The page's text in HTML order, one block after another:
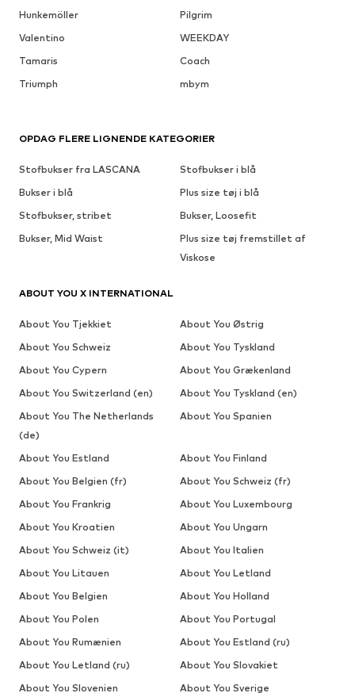
Hunkemöller
Pilgrim
Valentino
WEEKDAY
Tamaris
Coach
Triumph
mbym
OPDAG FLERE LIGNENDE KATEGORIER
Stofbukser fra LASCANA
Stofbukser i blå
Bukser i blå
Plus size tøj i blå
Stofbukser, stribet
Bukser, Loosefit
Bukser, Mid Waist
Plus size tøj fremstillet af
Viskose
ABOUT YOU X INTERNATIONAL
About You Tjekkiet
About You Østrig
About You Schweiz
About You Tyskland
About You Cypern
About You Grækenland
About You Switzerland (en)
About You Tyskland (en)
About You The Netherlands
(de)
About You Spanien
About You Estland
About You Finland
About You Belgien (fr)
About You Schweiz (fr)
About You Frankrig
About You Luxembourg
About You Kroatien
About You Ungarn
About You Schweiz (it)
About You Italien
About You Litauen
About You Letland
About You Belgien
About You Holland
About You Polen
About You Portugal
About You Rumænien
About You Estland (ru)
About You Letland (ru)
About You Slovakiet
About You Slovenien
About You Sverige